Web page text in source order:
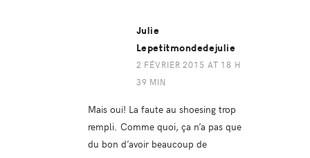
Julie
Lepetitmondedejulie
2 FÉVRIER 2015 AT 18 H
39 MIN
Mais oui! La faute au shoesing trop
rempli. Comme quoi, ça n’a pas que
du bon d’avoir beaucoup de